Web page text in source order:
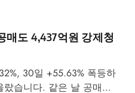
매도 4,437억원 강제청
30일 +55.63% 폭등하
습니다. 같은 날 공매도